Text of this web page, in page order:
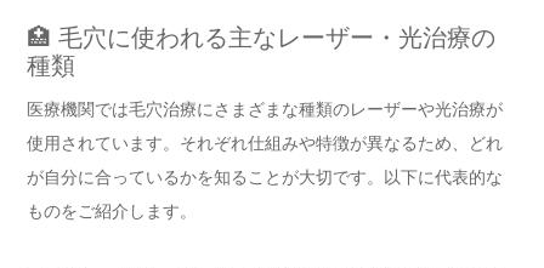
🏥 毛穴に使われる主なレーザー・光治療の
種類
医療機関では毛穴治療にさまざまな種類のレーザーや光治療が
使用されています。それぞれ仕組みや特徴が異なるため、どれ
が自分に合っているかを知ることが大切です。以下に代表的な
ものをご紹介します。